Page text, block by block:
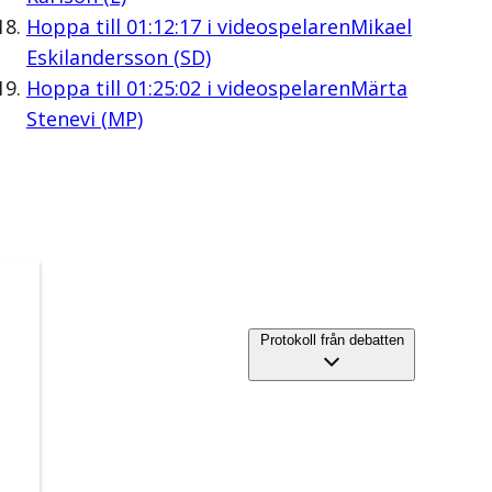
Hoppa till 01:12:17i videospelarenMikael
Eskilandersson (SD)
Hoppa till 01:25:02 i videospelarenMärta
Stenevi (MP)
Protokoll från debatten